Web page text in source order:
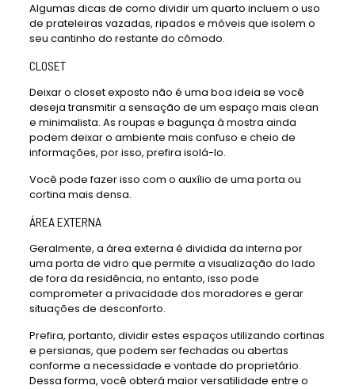
Algumas dicas de como dividir um quarto incluem o uso
de prateleiras vazadas, ripados e móveis que isolem o
seu cantinho do restante do cômodo.
CLOSET
Deixar o closet exposto não é uma boa ideia se você
deseja transmitir a sensação de um espaço mais clean
e minimalista. As roupas e bagunça à mostra ainda
podem deixar o ambiente mais confuso e cheio de
informações, por isso, prefira isolá-lo.
Você pode fazer isso com o auxílio de uma porta ou
cortina mais densa.
ÁREA EXTERNA
Geralmente, a área externa é dividida da interna por
uma porta de vidro que permite a visualização do lado
de fora da residência, no entanto, isso pode
comprometer a privacidade dos moradores e gerar
situações de desconforto.
Prefira, portanto, dividir estes espaços utilizando cortinas
e persianas, que podem ser fechadas ou abertas
conforme a necessidade e vontade do proprietário.
Dessa forma, você obterá maior versatilidade entre o